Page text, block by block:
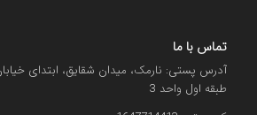
تماس با ما
طبقه اول واحد 3